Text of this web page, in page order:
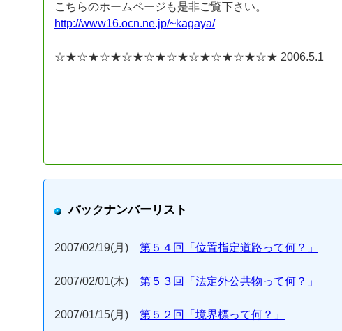
こちらのホームページも是非ご覧下さい。
http://www16.ocn.ne.jp/~kagaya/
☆★☆★☆★☆★☆★☆★☆★☆★☆★☆★ 2006.5.1
バックナンバーリスト
2007/02/19(月)第５４回「位置指定道路って何？」
2007/02/01(木)第５３回「法定外公共物って何？」
2007/01/15(月)第５２回「境界標って何？」